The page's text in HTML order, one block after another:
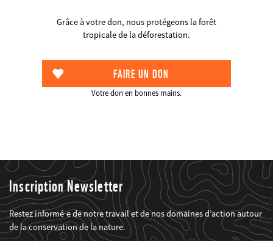
Grâce à votre don, nous protégeons la forêt
tropicale de la déforestation.
Votre don en bonnes mains.
Inscription Newsletter
Restez informé·e de notre travail et de nos domaines d’action autour
de la conservation de la nature.